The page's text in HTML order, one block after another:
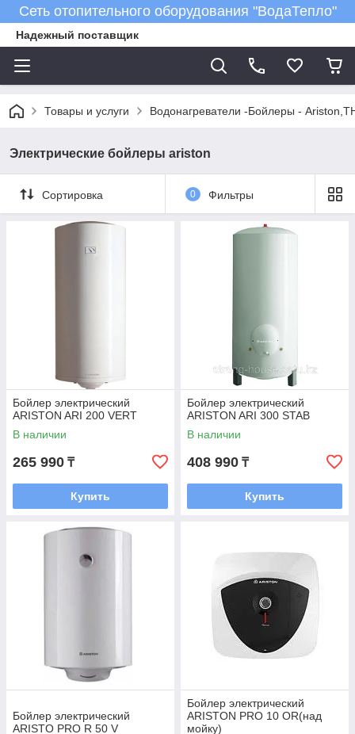
Сеть отопительного оборудования "ВодаТепло"
Надежный поставщик
Товары и услуги Водонагреватели -Бойлеры -
Электрические бойлеры ariston
Сортировка 0 Фильтры
Бойлер электрический
ARISTON ARI 200 VERT
В наличии
265 990 ₸
Купить
Бойлер электрический
ARISTON ARI 300 STAB
В наличии
408 990 ₸
Купить
Бойлер электрический
ARISTO PRO R 50 V
Бойлер электрический
ARISTON PRO 10 OR(над
мойку)